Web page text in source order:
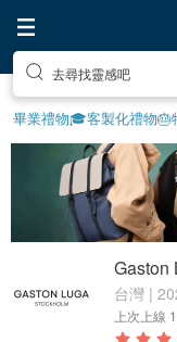
去尋找靈感吧
畢業禮物🎓客製化禮物🎂
Gaston
台灣 |
上次上線